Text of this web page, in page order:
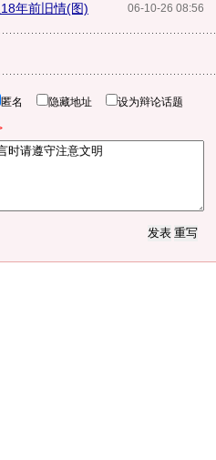
06-10-26 08:56
年前旧情(图)
匿名 隐藏地址 设为辩论话题